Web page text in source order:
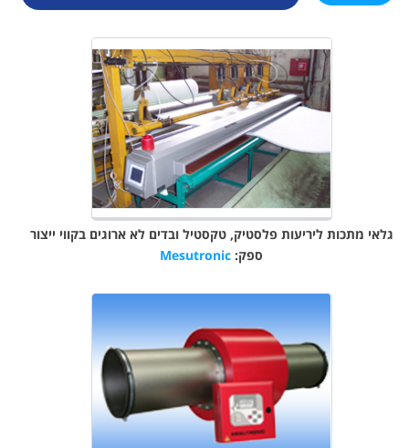
גלאי מתכות ליריעות פלסטיק, טקסטיל ובדים לא ארוגים בקווי ייצור
ספק: Mesutronic